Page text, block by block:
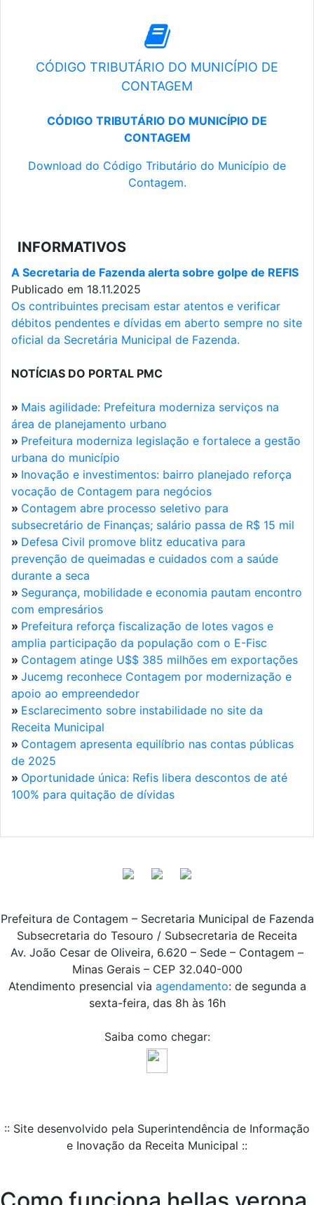
CÓDIGO TRIBUTÁRIO DO MUNICÍPIO DE
CONTAGEM
CÓDIGO TRIBUTÁRIO DO MUNICÍPIO DE
CONTAGEM
Download do Código Tributário do Município de
Contagem.
INFORMATIVOS
A Secretaria de Fazenda alerta sobre golpe de REFIS
Publicado em 18.11.2025
Os contribuintes precisam estar atentos e verificar
débitos pendentes e dívidas em aberto sempre no site
oficial da Secretária Municipal de Fazenda.
NOTÍCIAS DO PORTAL PMC
» Mais agilidade: Prefeitura moderniza serviços na
área de planejamento urbano
» Prefeitura moderniza legislação e fortalece a gestão
urbana do município
» Inovação e investimentos: bairro planejado reforça
vocação de Contagem para negócios
» Contagem abre processo seletivo para
subsecretário de Finanças; salário passa de R$ 15 mil
» Defesa Civil promove blitz educativa para
prevenção de queimadas e cuidados com a saúde
durante a seca
» Segurança, mobilidade e economia pautam encontro
com empresários
» Prefeitura reforça fiscalização de lotes vagos e
amplia participação da população com o E-Fisc
» Contagem atinge U$$ 385 milhões em exportações
» Jucemg reconhece Contagem por modernização e
apoio ao empreendedor
» Esclarecimento sobre instabilidade no site da
Receita Municipal
» Contagem apresenta equilíbrio nas contas públicas
de 2025
» Oportunidade única: Refis libera descontos de até
100% para quitação de dívidas
Prefeitura de Contagem – Secretaria Municipal de Fazenda
Subsecretaria do Tesouro / Subsecretaria de Receita
Av. João Cesar de Oliveira, 6.620 – Sede – Contagem –
Minas Gerais – CEP 32.040-000
Atendimento presencial via agendamento: de segunda a
sexta-feira, das 8h às 16h
Saiba como chegar:
:: Site desenvolvido pela Superintendência de Informação
e Inovação da Receita Municipal ::